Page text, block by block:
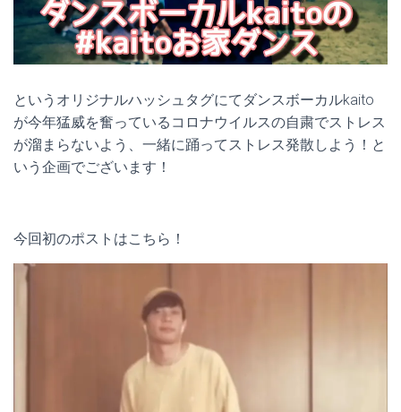
というオリジナルハッシュタグにてダンスボーカルkaito
が今年猛威を奮っているコロナウイルスの自粛でストレス
が溜まらないよう、一緒に踊ってストレス発散しよう！と
いう企画でございます！
今回初のポストはこちら！